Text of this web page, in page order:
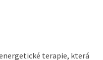
terapie, která